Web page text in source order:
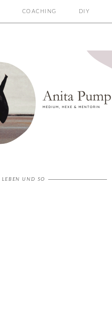
COACHING DIY
LEBEN UND SO